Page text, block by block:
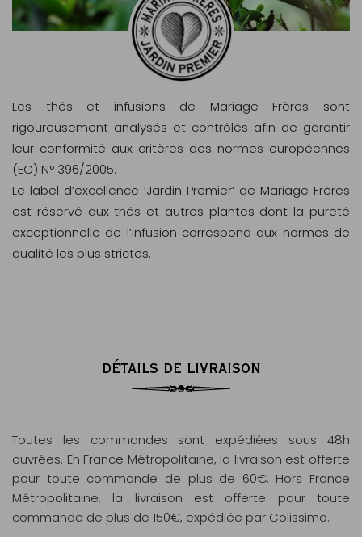
Les thés et infusions de Mariage Frères sont
rigoureusement analysés et contrôlés afin de garantir
leur conformité aux critères des normes européennes
(EC) N° 396/2005.
Le label d’excellence ‘Jardin Premier’ de Mariage Frères
est réservé aux thés et autres plantes dont la pureté
exceptionnelle de l’infusion correspond aux normes de
qualité les plus strictes.
DÉTAILS DE LIVRAISON
Toutes les commandes sont expédiées sous 48h
ouvrées. En France Métropolitaine, la livraison est offerte
pour toute commande de plus de 60€. Hors France
Métropolitaine, la livraison est offerte pour toute
commande de plus de 150€, expédiée par Colissimo.